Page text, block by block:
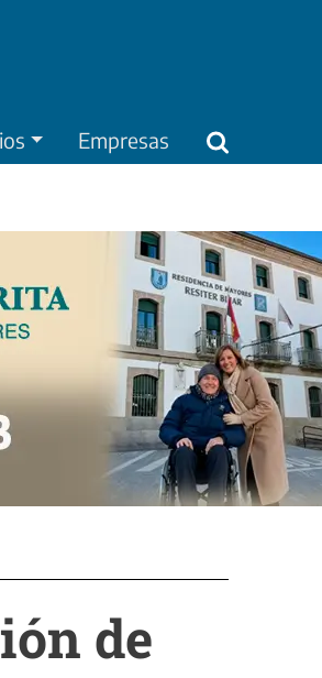
Empresas
de